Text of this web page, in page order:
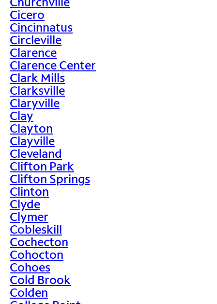
Cicero
Cincinnatus
Circleville
Clarence
Clarence Center
Clark Mills
Clarksville
Claryville
Clay
Clayton
Clayville
Cleveland
Clifton Park
Clifton Springs
Clinton
Clyde
Clymer
Cobleskill
Cochecton
Cohocton
Cohoes
Cold Brook
Colden